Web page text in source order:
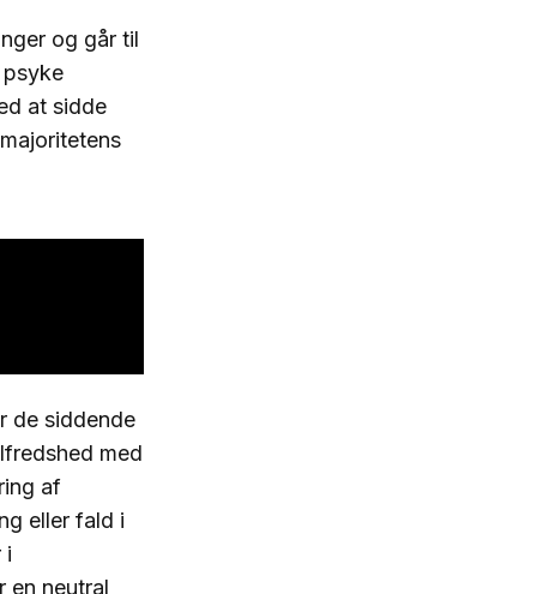
og går til
at sidde
de siddende
med
af
eller fald i
i
en neutral